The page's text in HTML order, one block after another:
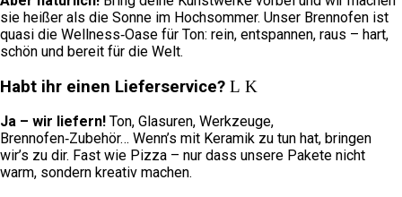
sie heißer als die Sonne im Hochsommer. Unser Brennofen ist
quasi die Wellness‑Oase für Ton: rein, entspannen, raus – hart,
schön und bereit für die Welt.
Habt ihr einen Lieferservice?
Ja – wir liefern! Ton, Glasuren, Werkzeuge,
Brennofen‑Zubehör… Wenn’s mit Keramik zu tun hat, bringen
wir’s zu dir. Fast wie Pizza – nur dass unsere Pakete nicht
warm, sondern kreativ machen.